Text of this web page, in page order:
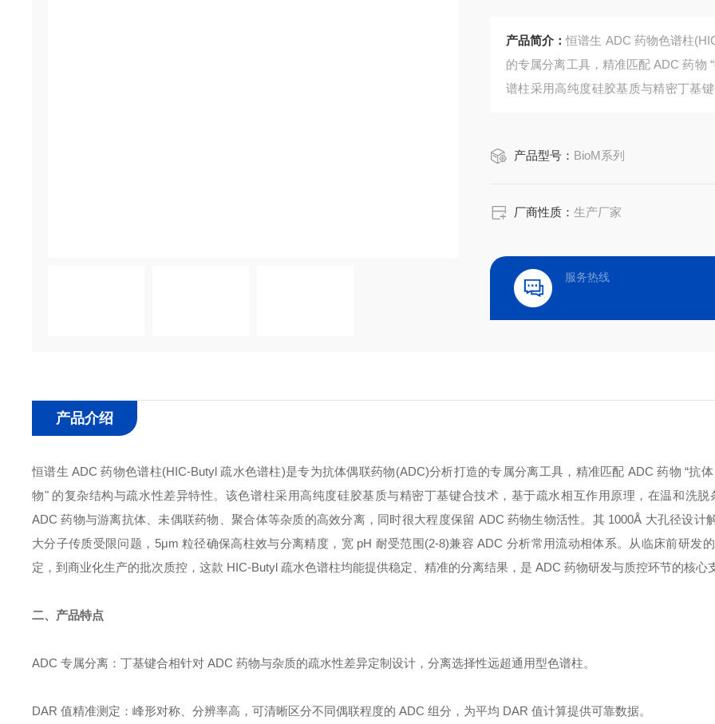
产品简介：恒谱生 ADC 药物色谱柱
的专属分离工具，精准匹配 ADC 药物
谱柱采用高纯度硅胶基质与精密丁基
现 ADC 药物与游离抗体、未偶联药
产品型号： BioM系列
厂商性质：生产厂家
服务热线
产品介绍
恒谱生 ADC 药物色谱柱(HIC-Butyl 疏水色谱柱)是专为抗体偶联药物(ADC)分析打造的专属分离工具，精准匹配 ADC 药物 “抗
物" 的复杂结构与疏水性差异特性。该色谱柱采用高纯度硅胶基质与精密丁基键合技术，基于疏水相互作用原理，在温和洗脱
ADC 药物与游离抗体、未偶联药物、聚合体等杂质的高效分离，同时很大程度保留 ADC 药物生物活性。其 1000Å 大孔径设计
大分子传质受限问题，5μm 粒径确保高柱效与分离精度，宽 pH 耐受范围(2-8)兼容 ADC 分析常用流动相体系。从临床前研发
定，到商业化生产的批次质控，这款 HIC-Butyl 疏水色谱柱均能提供稳定、精准的分离结果，是 ADC 药物研发与质控环节的核心
二、产品特点
ADC 专属分离：丁基键合相针对 ADC 药物与杂质的疏水性差异定制设计，分离选择性远超通用型色谱柱。
DAR 值精准测定：峰形对称、分辨率高，可清晰区分不同偶联程度的 ADC 组分，为平均 DAR 值计算提供可靠数据。